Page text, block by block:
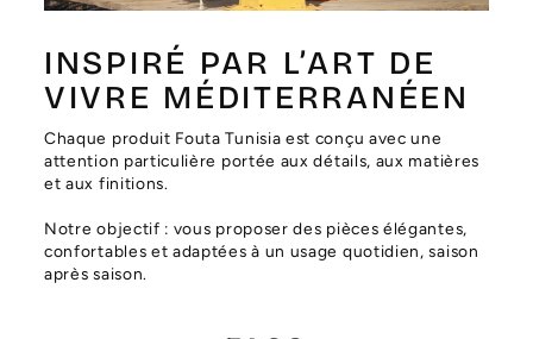
INSPIRÉ PAR L’ART DE
VIVRE MÉDITERRANÉEN
Chaque produit Fouta Tunisia est conçu avec une
attention particulière portée aux détails, aux matières
et aux finitions.
Notre objectif : vous proposer des pièces élégantes,
confortables et adaptées à un usage quotidien, saison
après saison.